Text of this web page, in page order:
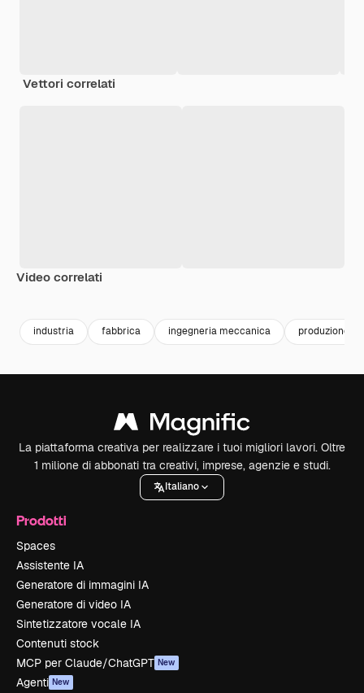
Vettori correlati
Video correlati
industria fabbrica ingegneria meccanica produzione
La piattaforma creativa per realizzare i tuoi migliori lavori. Oltre
1 milione di abbonati tra creativi, imprese, agenzie e studi.
Italiano
Prodotti
Spaces
Assistente IA
Generatore di immagini IA
Generatore di video IA
Sintetizzatore vocale IA
Contenuti stock
MCP per Claude/ChatGPT New
Agenti New